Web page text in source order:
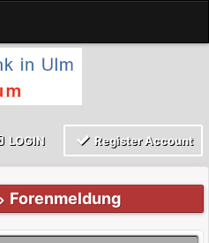
LOGIN Register Account
Forenmeldung